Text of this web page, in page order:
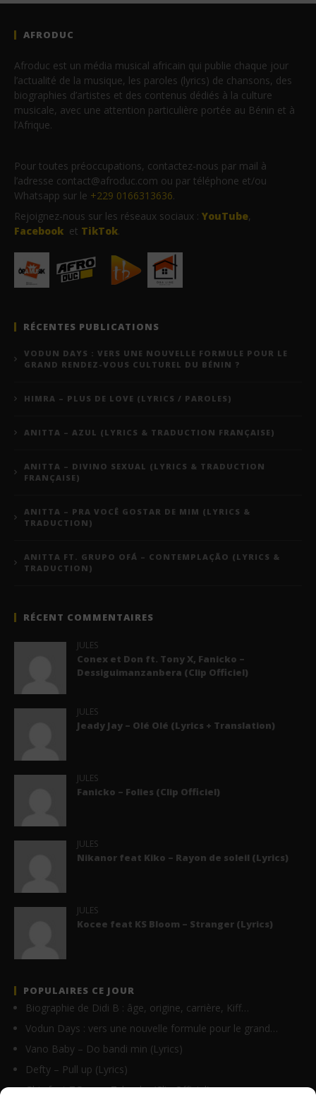
AFRODUC
Afroduc est un média musical africain qui publie chaque jour
l’actualité de la musique, les paroles (lyrics) de chansons, des
biographies d’artistes et des contenus dédiés à la culture
musicale, avec une attention particulière portée au Bénin et à
l’Afrique.
Pour toutes préoccupations, contactez-nous par mail à
l’adresse contact@afroduc.com ou par téléphone et/ou
Whatsapp sur le +229 0166313636.
Rejoignez-nous sur les réseaux sociaux : YouTube,
Facebook et TikTok.
RÉCENTES PUBLICATIONS
VODUN DAYS : VERS UNE NOUVELLE FORMULE POUR LE
GRAND RENDEZ-VOUS CULTUREL DU BÉNIN ?
HIMRA – PLUS DE LOVE (LYRICS / PAROLES)
ANITTA – AZUL (LYRICS & TRADUCTION FRANÇAISE)
ANITTA – DIVINO SEXUAL (LYRICS & TRADUCTION
FRANÇAISE)
ANITTA – PRA VOCÊ GOSTAR DE MIM (LYRICS &
TRADUCTION)
ANITTA FT. GRUPO OFÁ – CONTEMPLAÇÃO (LYRICS &
TRADUCTION)
RÉCENT COMMENTAIRES
JULES
Conex et Don ft. Tony X, Fanicko –
Dessiguimanzanbera (Clip Officiel)
JULES
Jeady Jay – Olé Olé (Lyrics + Translation)
JULES
Fanicko – Folies (Clip Officiel)
JULES
Nikanor feat Kiko – Rayon de soleil (Lyrics)
JULES
Kocee feat KS Bloom – Stranger (Lyrics)
POPULAIRES CE JOUR
Biographie de Didi B : âge, origine, carrière, Kiff…
Vodun Days : vers une nouvelle formule pour le grand…
Vano Baby – Do bandi min (Lyrics)
Defty – Pull up (Lyrics)
Ghix feat TGang – Tchouka (Clip Officiel)